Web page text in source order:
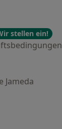
stellen ein!
Jameda